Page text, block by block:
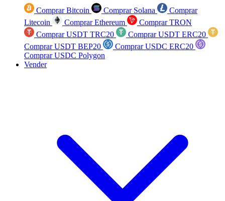
Comprar Bitcoin Comprar Solana
Comprar
Litecoin
Comprar Ethereum
Comprar TRON
Comprar USDT TRC20
Comprar USDT ERC20
Comprar USDT BEP20
Comprar USDC ERC20
Comprar USDC Polygon
Vender